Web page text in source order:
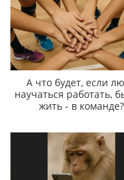
А что будет, если
научаться работать,
жить - в команде?